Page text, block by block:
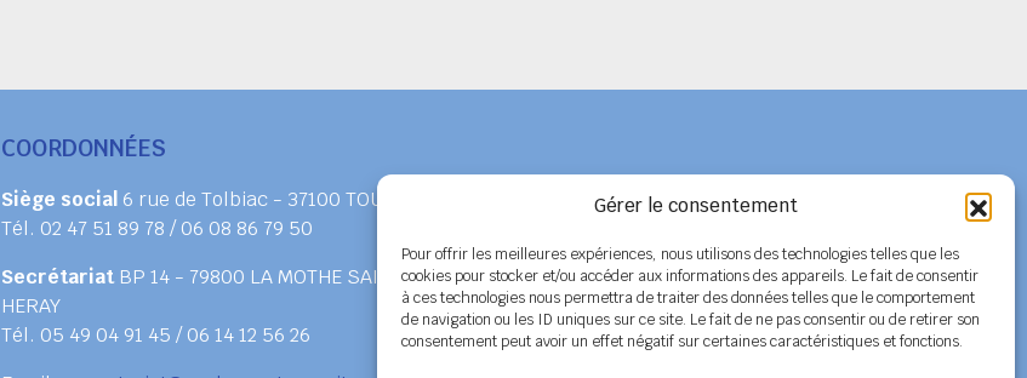
Gérer le consentement
Pour offrir les meilleures expériences, nous utilisons des technologies telles que les
cookies pour stocker et/ou accéder aux informations des appareils. Le fait de consentir
à ces technologies nous permettra de traiter des données telles que le comportement
de navigation ou les ID uniques sur ce site. Le fait de ne pas consentir ou de retirer son
consentement peut avoir un effet négatif sur certaines caractéristiques et fonctions.
COORDONNÉES
Siège social 6 rue de Tolbiac - 37100 TOURS
Tél. 02 47 51 89 78 / 06 08 86 79 50
SecrétariatBP 14 - 79800 LA MOTHE SAINT
HERAY
Tél. 05 49 04 91 45 / 06 14 12 56 26
Adhérer au SPELC
Facebook
Nos articles